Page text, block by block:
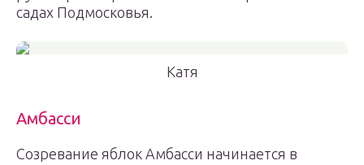
садах Подмосковья.
Катя
Амбасси
Созревание яблок Амбасси начинается в